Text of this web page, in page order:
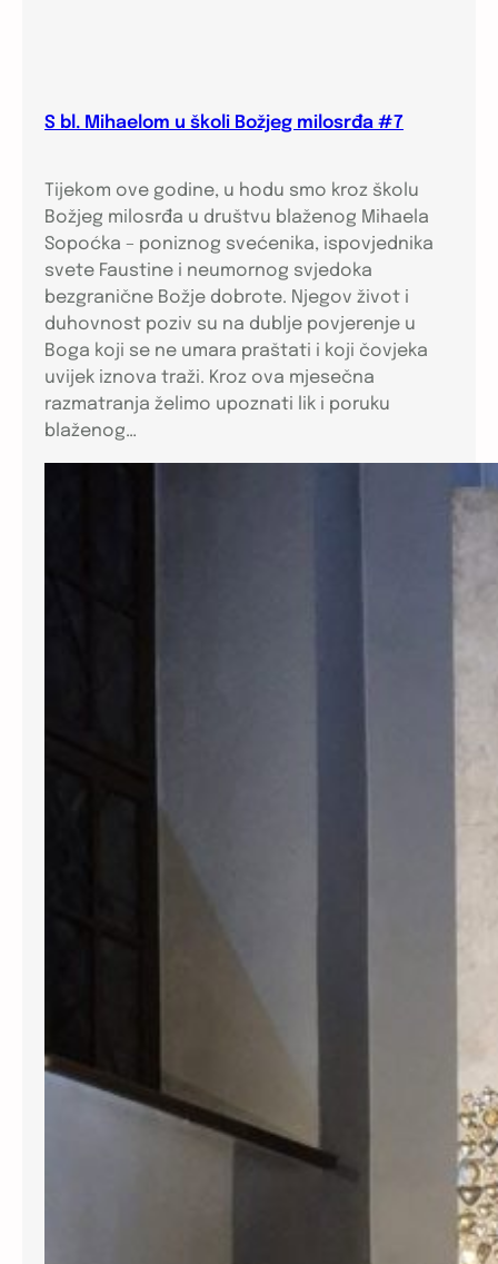
S bl. Mihaelom u školi Božjeg milosrđa #7
Tijekom ove godine, u hodu smo kroz školu
Božjeg milosrđa u društvu blaženog Mihaela
Sopoćka – poniznog svećenika, ispovjednika
svete Faustine i neumornog svjedoka
bezgranične Božje dobrote. Njegov život i
duhovnost poziv su na dublje povjerenje u
Boga koji se ne umara praštati i koji čovjeka
uvijek iznova traži. Kroz ova mjesečna
razmatranja želimo upoznati lik i poruku
blaženog…